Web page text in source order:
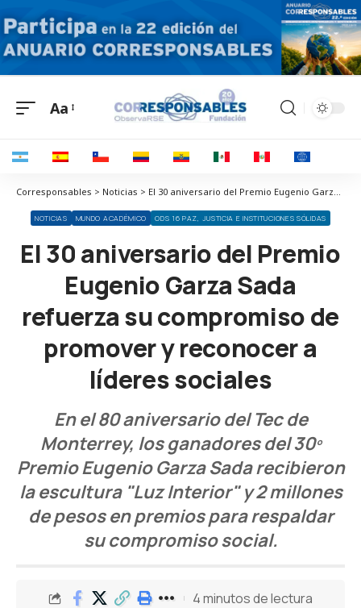
Aa
Corresponsables > Noticias > El 30 aniversario del Premio Eugenio Garza Sada refuerza su compromiso de promover y reconocer a líderes sociales
NOTICIAS MUNDO ACADÉMICO ODS 16 PAZ, JUSTICIA E INSTITUCIONES SÓLIDAS
El 30 aniversario del Premio
Eugenio Garza Sada
refuerza su compromiso de
promover y reconocer a
líderes sociales
En el 80 aniversario del Tec de
Monterrey, los ganadores del 30º
Premio Eugenio Garza Sada recibieron
la escultura "Luz Interior" y 2 millones
de pesos en premios para respaldar
su compromiso social.
4 minutos de lectura